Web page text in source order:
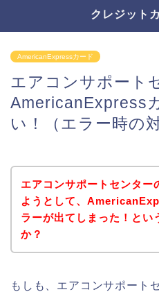
クレジット
AmericanExpressカード
エアコンサポート
AmericanExpress
い！（エラー時の
エアコンサポートセンター
ようとして、
ラーが出てしまった！とい
か？
もしも、エアコンサポート